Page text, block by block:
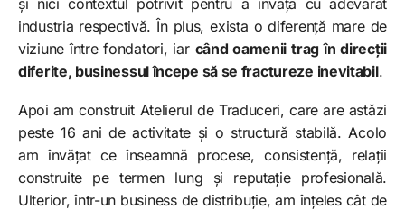
industria respectivă. În plus, exista o diferență mare de
viziune între fondatori, iar când oamenii trag în direcții
diferite, businessul începe să se fractureze inevitabil.
Apoi am construit Atelierul de Traduceri, care are astăzi
peste 16 ani de activitate și o structură stabilă. Acolo
am învățat ce înseamnă procese, consistență, relații
construite pe termen lung și reputație profesională.
Ulterior, într-un business de distribuție, am înțeles cât de